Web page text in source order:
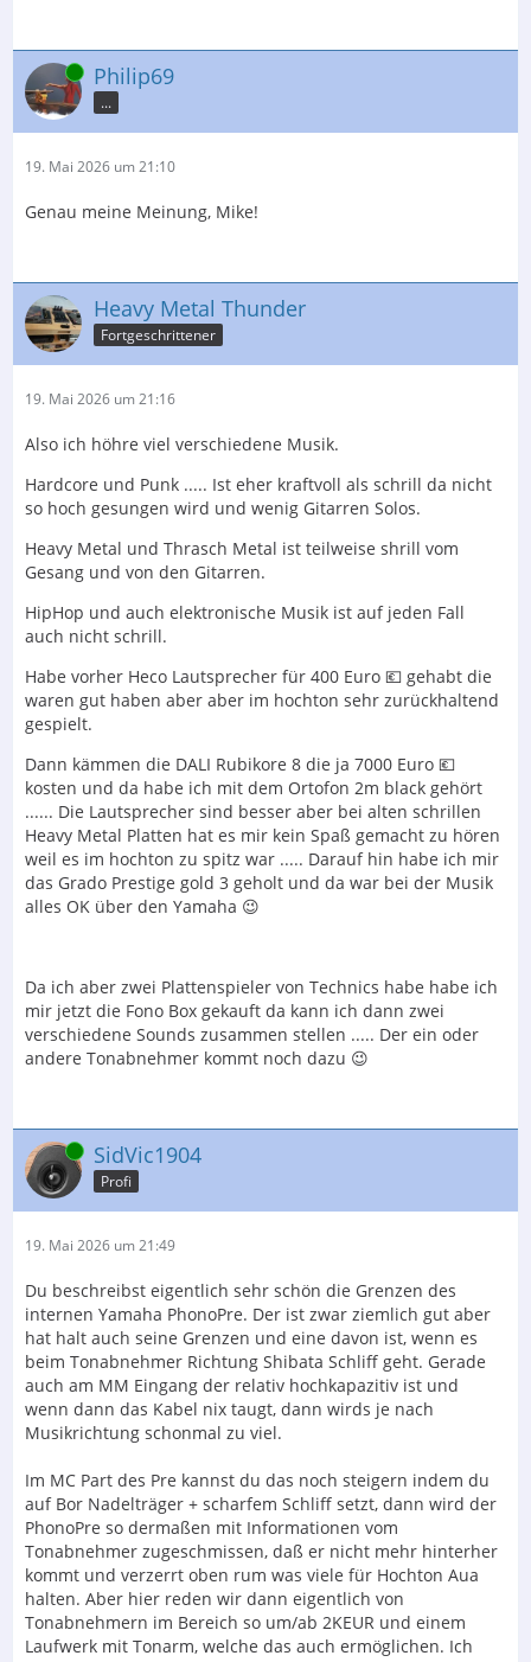
Online Philip69
...
19. Mai 2026 um 21:10
Genau meine Meinung, Mike!
Heavy Metal Thunder
Fortgeschrittener
19. Mai 2026 um 21:16
Also ich höhre viel verschiedene Musik.
Hardcore und Punk ..... Ist eher kraftvoll als schrill da nicht
so hoch gesungen wird und wenig Gitarren Solos.
Heavy Metal und Thrasch Metal ist teilweise shrill vom
Gesang und von den Gitarren.
HipHop und auch elektronische Musik ist auf jeden Fall
auch nicht schrill.
Habe vorher Heco Lautsprecher für 400 Euro 💶 gehabt die
waren gut haben aber aber im hochton sehr zurückhaltend
gespielt.
Dann kämmen die DALI Rubikore 8 die ja 7000 Euro 💶
kosten und da habe ich mit dem Ortofon 2m black gehört
...... Die Lautsprecher sind besser aber bei alten schrillen
Heavy Metal Platten hat es mir kein Spaß gemacht zu hören
weil es im hochton zu spitz war ..... Darauf hin habe ich mir
das Grado Prestige gold 3 geholt und da war bei der Musik
alles OK über den Yamaha 😉
Da ich aber zwei Plattenspieler von Technics habe habe ich
mir jetzt die Fono Box gekauft da kann ich dann zwei
verschiedene Sounds zusammen stellen ..... Der ein oder
andere Tonabnehmer kommt noch dazu 😉
Online SidVic1904
Profi
19. Mai 2026 um 21:49
Du beschreibst eigentlich sehr schön die Grenzen des
internen Yamaha PhonoPre. Der ist zwar ziemlich gut aber
hat halt auch seine Grenzen und eine davon ist, wenn es
beim Tonabnehmer Richtung Shibata Schliff geht. Gerade
auch am MM Eingang der relativ hochkapazitiv ist und
wenn dann das Kabel nix taugt, dann wirds je nach
Musikrichtung schonmal zu viel.
Im MC Part des Pre kannst du das noch steigern indem du
auf Bor Nadelträger + scharfem Schliff setzt, dann wird der
PhonoPre so dermaßen mit Informationen vom
Tonabnehmer zugeschmissen, daß er nicht mehr hinterher
kommt und verzerrt oben rum was viele für Hochton Aua
halten. Aber hier reden wir dann eigentlich von
Tonabnehmern im Bereich so um/ab 2KEUR und einem
Laufwerk mit Tonarm, welche das auch ermöglichen. Ich